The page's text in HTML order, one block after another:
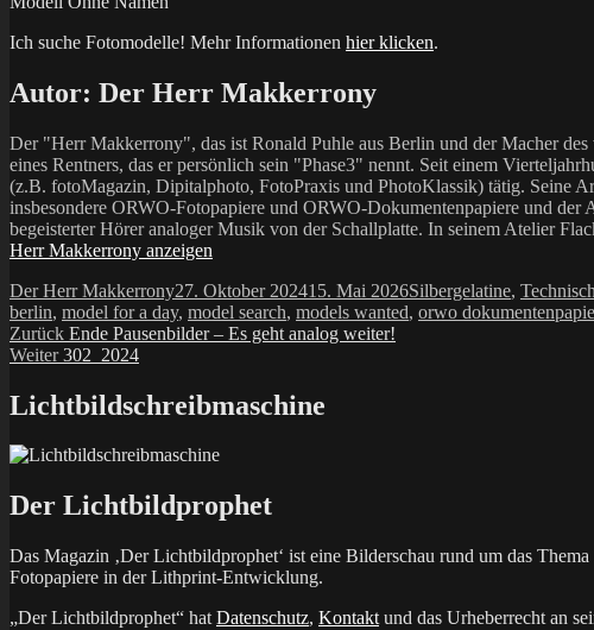
Ich suche Fotomodelle! Mehr Informationen hier klicken.
Autor: Der Herr Makkerrony
Der "Herr Makkerrony", das ist Ronald Puhle aus Berlin und der Macher
eines Rentners, das er persönlich sein "Phase3" nennt. Seit einem
(z.B. fotoMagazin, Dipitalphoto, FotoPraxis und PhotoKlassik) tätig. Seine
insbesondere ORWO-Fotopapiere und ORWO-Dokumentenpapiere und
begeisterter Hörer analoger Musik von der Schallplatte. In seinem Atelier
Herr Makkerrony anzeigen
Autor
Der Herr MakkerronyVeröffentlicht
am
27. Oktober 202415. Mai 2026Kategorien
Silbergelatine,
berlin, model for a day, model search, models wanted, orwo
Beitragsnavigation
Zurück Vorheriger
Beitrag:
Ende Pausenbilder – Es geht analog weiter!
Weiter Nächster
302_2024
Lichtbildschreibmaschine
Der Lichtbildprophet
Das Magazin ‚Der Lichtbildprophet‘ ist eine Bilderschau rund um das
Fotopapiere in der Lithprint-Entwicklung.
„Der Lichtbildprophet“ hat Datenschutz, Kontakt und das Urheberrecht an